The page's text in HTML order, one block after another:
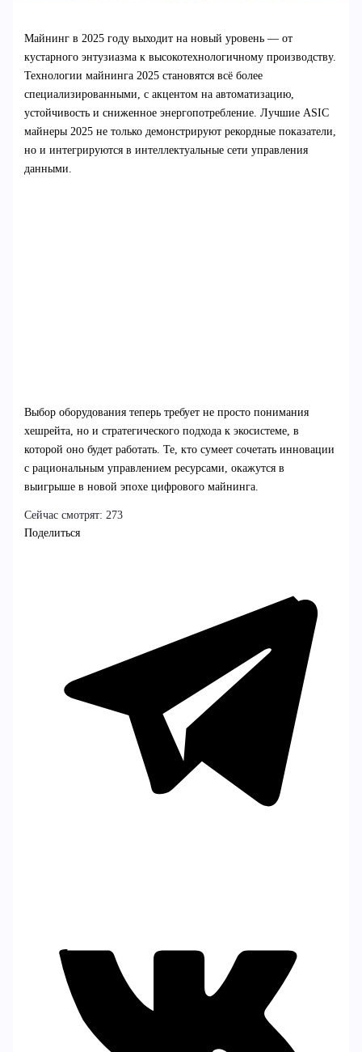
Майнинг в 2025 году выходит на новый уровень — от
кустарного энтузиазма к высокотехнологичному производству.
Технологии майнинга 2025 становятся всё более
специализированными, с акцентом на автоматизацию,
устойчивость и сниженное энергопотребление. Лучшие ASIC
майнеры 2025 не только демонстрируют рекордные показатели,
но и интегрируются в интеллектуальные сети управления
данными.
Выбор оборудования теперь требует не просто понимания
хешрейта, но и стратегического подхода к экосистеме, в
которой оно будет работать. Те, кто сумеет сочетать инновации
с рациональным управлением ресурсами, окажутся в
выигрыше в новой эпохе цифрового майнинга.
Сейчас смотрят: 273
Поделиться